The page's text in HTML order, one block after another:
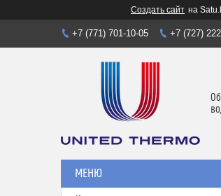
Создать сайт на
+7 (771) 701-10-05 +7 (727)